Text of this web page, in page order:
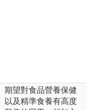
期望對食品營養保健
以及精準食養有高度